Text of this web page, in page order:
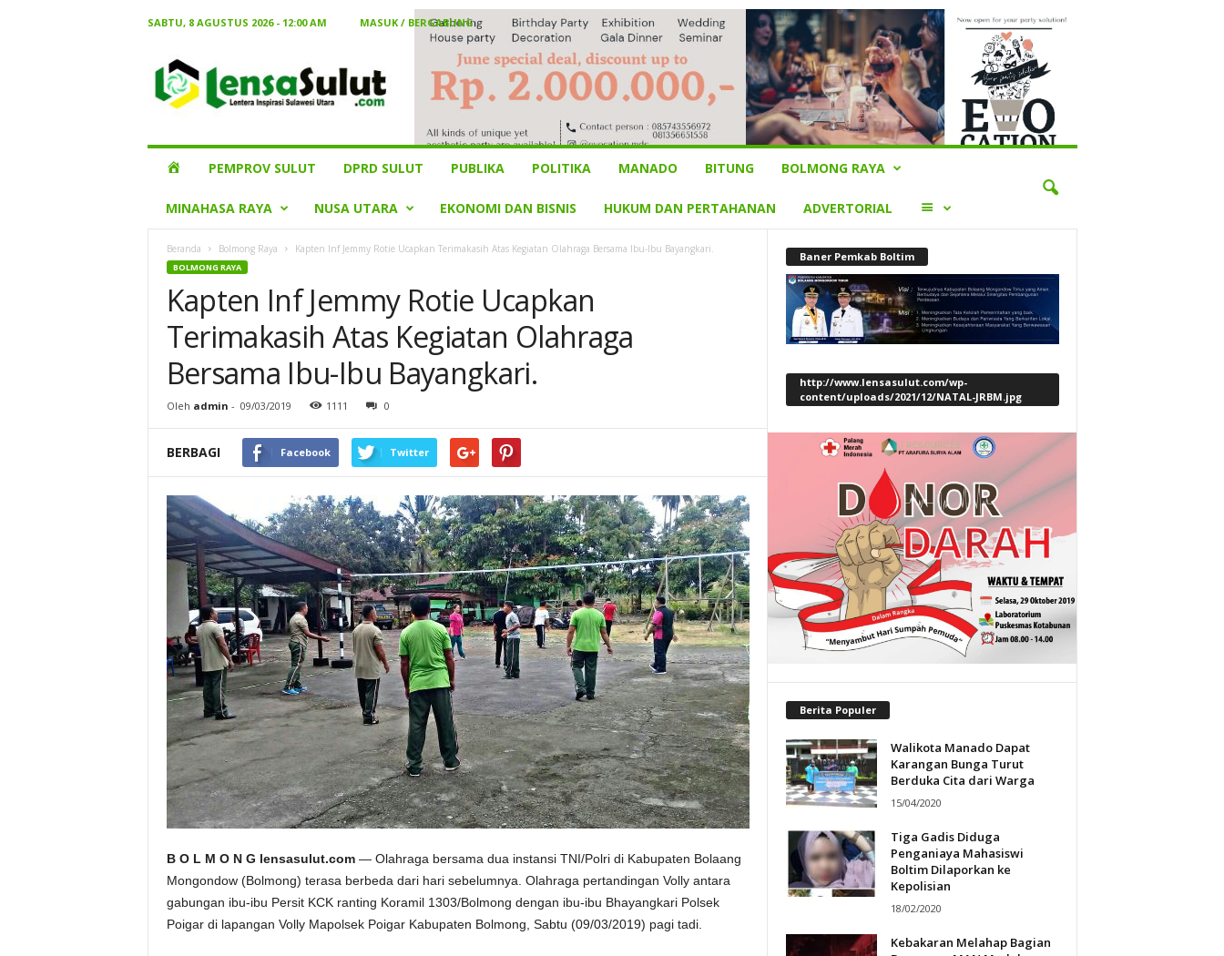
SABTU, 8 AGUSTUS 2026 - 12:00 AM
MASUK / BERGABUNG
Sulut
HOMEPEMPROV SULUT DPRD SULUT PUBLIKA POLITIKA MANADO BITUNG BOLMONG RAYA
MINAHASA RAYA NUSA UTARA EKONOMI DAN BISNIS HUKUM DAN PERTAHANAN ADVERTORIAL LAINNYA
Beranda Bolmong Raya Kapten Inf Jemmy Rotie Ucapkan Terimakasih Atas Kegiatan Olahraga Bersama Ibu-Ibu Bayangkari.
BOLMONG RAYA
Kapten Inf Jemmy Rotie Ucapkan
Terimakasih Atas Kegiatan Olahraga
Bersama Ibu-Ibu Bayangkari.
Oleh admin - 09/03/2019 1111 0
BERBAGI Facebook Twitter
B O L M O N G lensasulut.com— Olahraga bersama dua instansi TNI/Polri di Kabupaten Bolaang
Mongondow (Bolmong) terasa berbeda dari hari sebelumnya. Olahraga pertandingan Volly antara
gabungan ibu-ibu Persit KCK ranting Koramil 1303/Bolmong dengan ibu-ibu Bhayangkari Polsek
Poigar di lapangan Volly Mapolsek Poigar Kabupaten Bolmong, Sabtu (09/03/2019) pagi tadi.
Baner Pemkab Boltim
http://www.lensasulut.com/wp-
content/uploads/2021/12/NATAL-JRBM.jpg
Berita Populer
Walikota Manado Dapat
Karangan Bunga Turut
Berduka Cita dari Warga
15/04/2020
Tiga Gadis Diduga
Penganiaya Mahasiswi
Boltim Dilaporkan ke
Kepolisian
18/02/2020
Kebakaran Melahap Bagian